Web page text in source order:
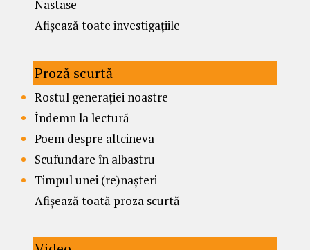
Nastase
Afișează toate investigațiile
Proză scurtă
Rostul generației noastre
Îndemn la lectură
Poem despre altcineva
Scufundare în albastru
Timpul unei (re)nașteri
Afișează toată proza scurtă